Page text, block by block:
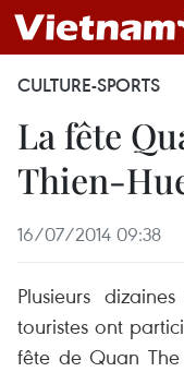
CULTURE-SPORTS
La fête
Thien-
16/07/2014 09:38
Plusieurs
touristes ont
fête de Quan The